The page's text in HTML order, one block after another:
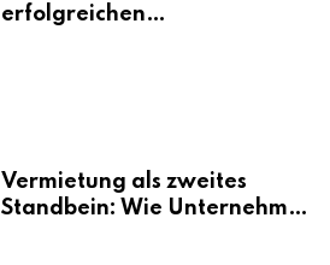
erfolgreichen
Vermietung als zweites
Standbein: Wie Unternehmen